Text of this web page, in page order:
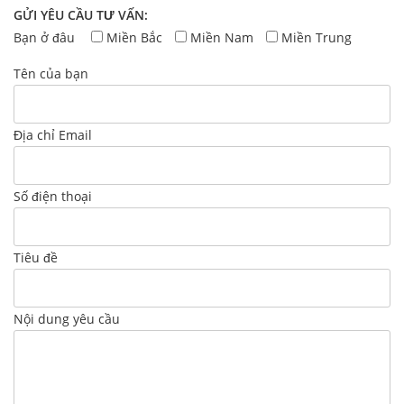
GỬI YÊU CẦU TƯ VẤN:
Bạn ở đâu
Miền Bắc Miền Nam Miền Trung
Tên của bạn
Địa chỉ Email
Số điện thoại
Tiêu đề
Nội dung yêu cầu